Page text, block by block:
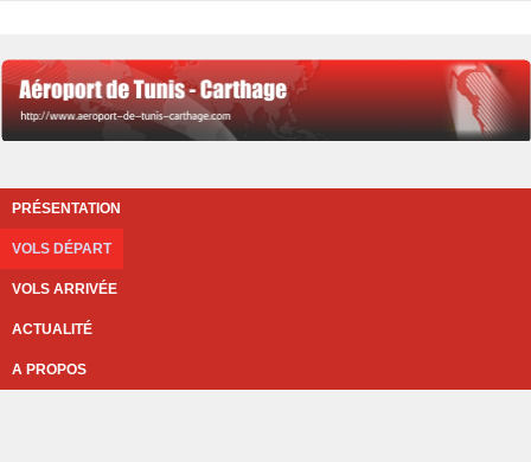
PRÉSENTATION
VOLS DÉPART
VOLS ARRIVÉE
ACTUALITÉ
A PROPOS